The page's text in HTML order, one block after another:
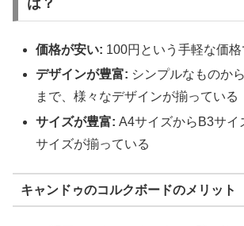
価格が安い: 100円という手軽な価
デザインが豊富: シンプルなものか
まで、様々なデザインが揃っている
サイズが豊富: A4サイズからB3サイ
サイズが揃っている
キャンドゥのコルクボードのメリット